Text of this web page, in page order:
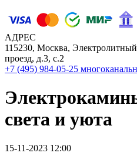
АДРЕС
115230, Москва, Электролитный
проезд, д.3, с.2
+7 (495) 984-05-25
света и уюта
15-11-2023 12:00